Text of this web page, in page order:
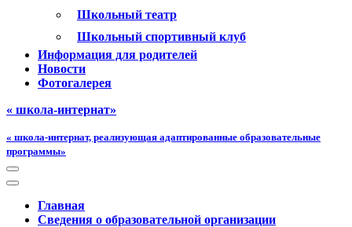
Школьный театр
Школьный спортивный клуб
Информация для родителей
Новости
Фотогалерея
« школа-интернат»
« школа-интернат, реализующая адаптированные образовательные
программы»
Меню
навигации
Меню
навигацииГлавная
Сведения о образовательной организации